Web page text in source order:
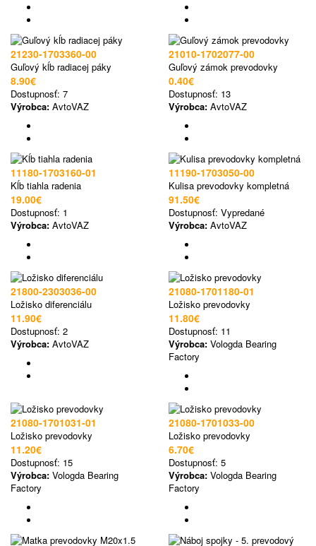
​21230-1703360-00
Guľový kĺb radiacej páky
8.90€
Dostupnosť: 7
Výrobca: AvtoVAZ
21010-1702077-00
Guľový zámok prevodovky
0.40€
Dostupnosť: 13
Výrobca: AvtoVAZ
11180-1703160-01
Kĺb tiahla radenia
19.00€
Dostupnosť: 1
Výrobca: AvtoVAZ
11190-1703050-00
Kulisa prevodovky kompletná
91.50€
Dostupnosť: Vypredané
Výrobca: AvtoVAZ
21800-2303036-00
Ložisko diferenciálu
11.90€
Dostupnosť: 2
Výrobca: AvtoVAZ
21080-1701180-01
Ložisko prevodovky
11.80€
Dostupnosť: 11
Výrobca: Vologda Bearing
Factory
21080-1701031-01
Ložisko prevodovky
11.20€
Dostupnosť: 15
Výrobca: Vologda Bearing
Factory
21080-1701033-00
Ložisko prevodovky
6.70€
Dostupnosť: 5
Výrobca: Vologda Bearing
Factory